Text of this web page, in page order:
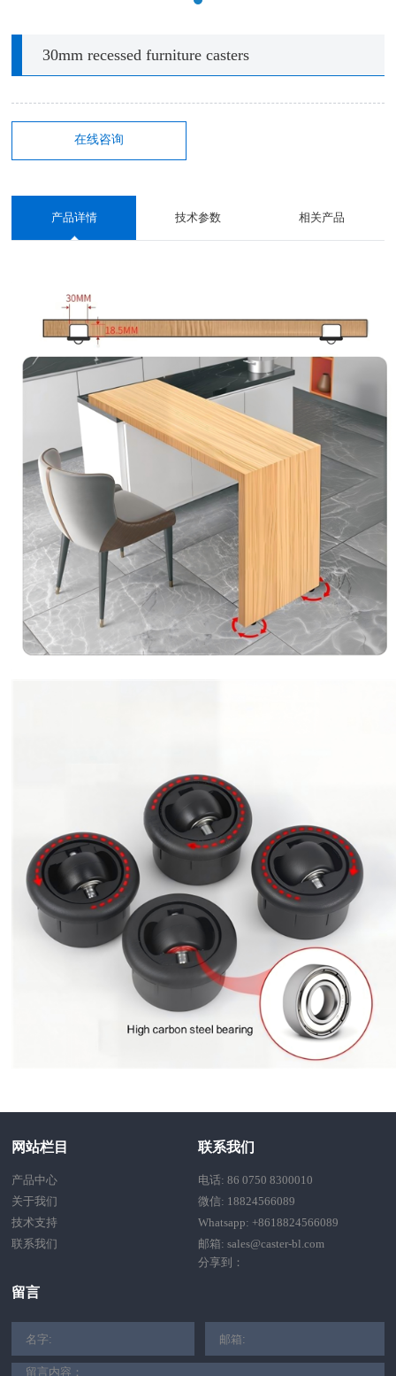
30mm recessed furniture casters
在线咨询
产品详情 技术参数 相关产品
网站栏目
产品中心
关于我们
技术支持
联系我们
联系我们
电话: 86 0750 8300010
微信: 18824566089
Whatsapp: +8618824566089
邮箱: sales@caster-bl.com
分享到：
留言